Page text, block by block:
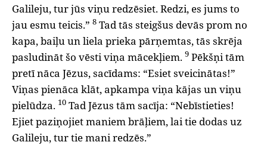
Galileju, tur jūs viņu redzēsiet. Redzi, es jums to
jau esmu teicis.” 8 Tad tās steigšus devās prom no
kapa, baiļu un liela prieka pārņemtas, tās skrēja
pasludināt šo vēsti viņa mācekļiem. 9 Pēkšņi tām
pretī nāca Jēzus, sacīdams: “Esiet sveicinātas!”
Viņas pienāca klāt, apkampa viņa kājas un viņu
pielūdza. 10 Tad Jēzus tām sacīja: “Nebīstieties!
Ejiet paziņojiet maniem brāļiem, lai tie dodas uz
Galileju, tur tie mani redzēs.”